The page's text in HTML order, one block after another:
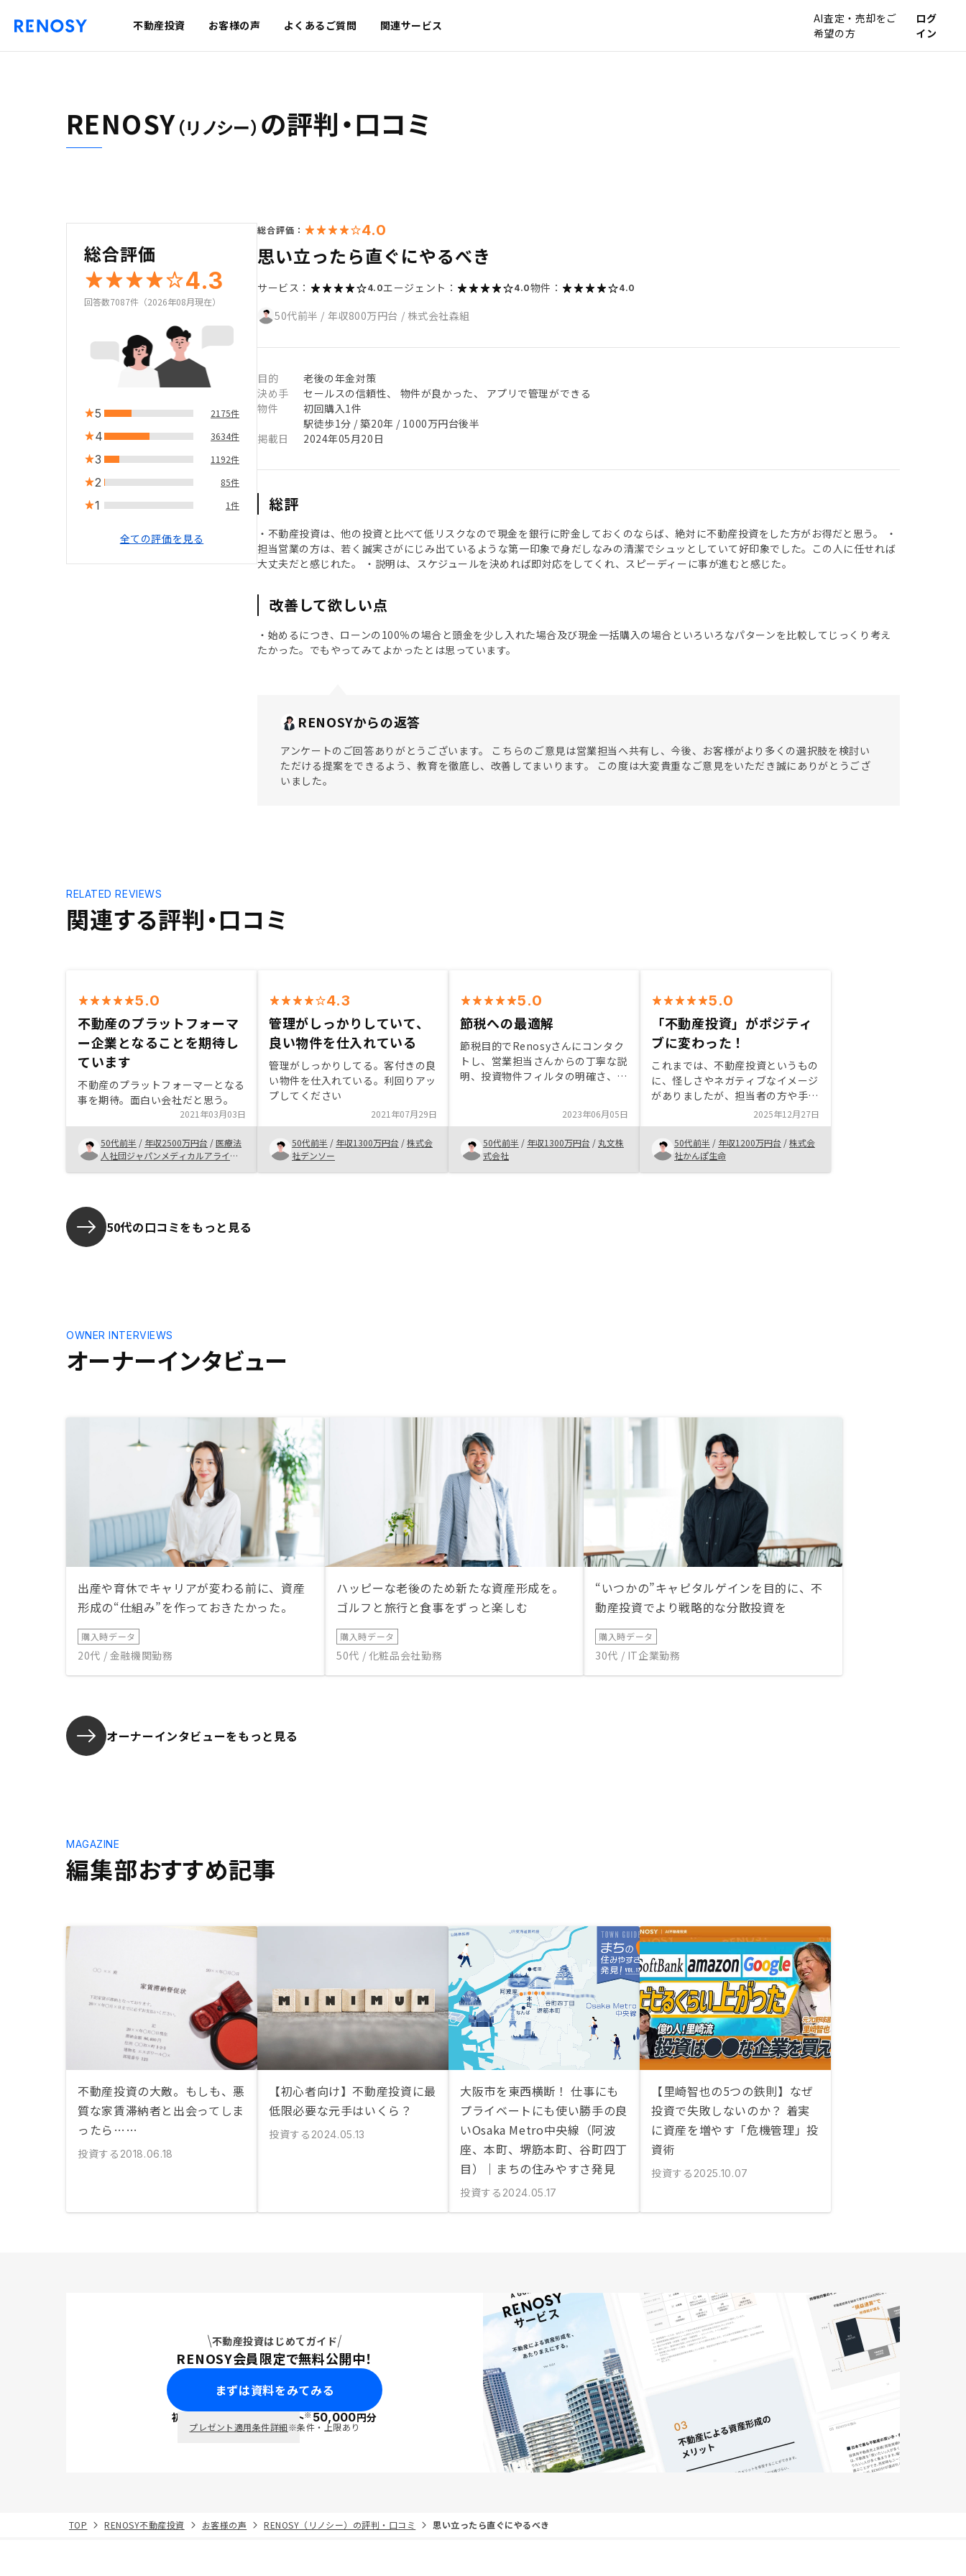
不動産投資 お客様の声 よくあるご質問 関連サービス
AI査定・売却をご
希望の方
ログ
イン
RENOSY（リノシー） の評判・口コミ
総合評価
4.3
回答数7087件（2026年08月現在）
5 2175件
4 3634件
3 1192件
2 85件
1 1件
全ての評価を見る
総合評価： 4.0
思い立ったら直ぐにやるべき
サービス： 4.0エージェント： 4.0物件： 4.0
50代前半 / 年収800万円台 / 株式会社森組
目的
老後の年金対策
決め手
セールスの信頼性、 物件が良かった、 アプリで管理ができる
物件
初回購入1件
駅徒歩1分 / 築20年 / 1000万円台後半
掲載日
2024年05月20日
総評
・不動産投資は、他の投資と比べて低リスクなので現金を銀行に貯金しておくのならば、絶対に不動産投資をした方がお得だと思う。 ・
担当営業の方は、若く誠実さがにじみ出ているような第一印象で身だしなみの清潔でシュッとしていて好印象でした。この人に任せれば
大丈夫だと感じれた。 ・説明は、スケジュールを決めれば即対応をしてくれ、スピーディーに事が進むと感じた。
改善して欲しい点
・始めるにつき、ローンの100％の場合と頭金を少し入れた場合及び現金一括購入の場合といろいろなパターンを比較してじっくり考え
たかった。でもやってみてよかったとは思っています。
RENOSYからの返答
アンケートのご回答ありがとうございます。 こちらのご意見は営業担当へ共有し、今後、お客様がより多くの選択肢を検討い
ただける提案をできるよう、教育を徹底し、改善してまいります。 この度は大変貴重なご意見をいただき誠にありがとうござ
いました。
関連する評判・口コミ
RELATED REVIEWS
5.0
不動産のプラットフォーマ
ー企業となることを期待し
ています
不動産のプラットフォーマーとなる
事を期待。面白い会社だと思う。
2021年03月03日
50代前半 / 年収2500万円台 /医療法
人社団ジャパンメディカルアライア
4.3
管理がしっかりしていて、
良い物件を仕入れている
管理がしっかりしてる。客付きの良
い物件を仕入れている。利回りアッ
プしてください
2021年07月29日
50代前半 / 年収1300万円台 /株式会
社デンソー
5.0
節税への最適解
節税目的でRenosyさんにコンタク
トし、営業担当さんからの丁寧な説
明、投資物件フィルタの明確さ、質
対応、全て満足です。自身のローン
限度額ギリギリまで投資するのがベ
ターだと判断してます。先ずは確定
2023年06月05日
50代前半 / 年収1300万円台 /丸文株
式会社
5.0
「不動産投資」がポジティ
ブに変わった！
これまでは、不動産投資というもの
に、怪しさやネガティブなイメージ
がありましたが、担当者の方や手続
きをサポートしてくださるリノシー
の社員さん方の熱心さや、誠実さ、
温かさ等の対応と、以下のような内
容に納得して購入しました。 少額
の積立からはじめられる 資産形成
2025年12月27日
50代前半 / 年収1200万円台 /株式会
社かんぽ生命
50代の口コミをもっと見る
オーナーインタビュー
OWNER INTERVIEWS
出産や育休でキャリアが変わる前に、資産
形成の“仕組み”を作っておきたかった。
購入時データ
20代 / 金融機関勤務
ハッピーな老後のため新たな資産形成を。
ゴルフと旅行と食事をずっと楽しむ
購入時データ
50代 / 化粧品会社勤務
“いつかの”キャピタルゲインを目的に、不
動産投資でより戦略的な分散投資を
購入時データ
30代 / IT企業勤務
オーナーインタビューをもっと見る
編集部おすすめ記事
MAGAZINE
不動産投資の大敵。もしも、悪
質な家賃滞納者と出会ってしま
ったら……
投資する 2018.06.18
【初心者向け】不動産投資に最
低限必要な元手はいくら？
投資する 2024.05.13
大阪市を東西横断！ 仕事にも
プライベートにも使い勝手の良
いOsaka Metro中央線（阿波
座、本町、堺筋本町、谷町四丁
目）｜まちの住みやすさ発見
投資する 2024.05.17
【里崎智也の5つの鉄則】なぜ
投資で失敗しないのか？ 着実
に資産を増やす「危機管理」投
資術
投資する 2025.10.07
不動産投資はじめてガイド
RENOSY会員限定で無料公開中！
まずは資料をみてみる
初回面談で ポイント※50,000円分
プレゼント適用条件詳細※条件・上限あり
TOP RENOSY不動産投資 お客様の声 RENOSY（リノシー）の評判・口コミ 思い立ったら直ぐにやるべき